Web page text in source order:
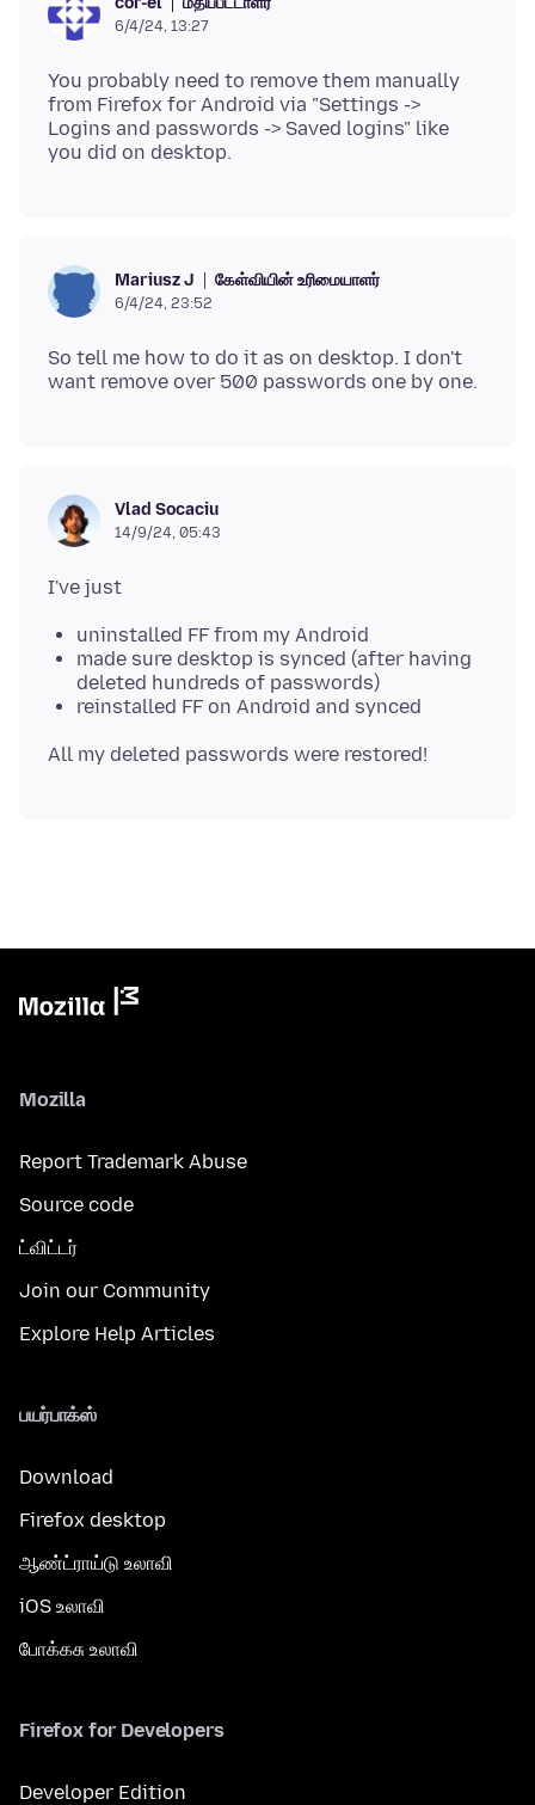
6/4/24, 13:27
You probably need to remove them manually
from Firefox for Android via "Settings ->
Logins and passwords -> Saved logins" like
Mariusz J கேள்வியின் உரிமையாளர்
6/4/24, 23:52
So tell me how to do it as on desktop. I don't
Vlad Socaciu
14/9/24, 05:43
uninstalled FF from my Android
made sure desktop is synced (after having
deleted hundreds of passwords)
reinstalled FF on Android and synced
Mozilla
Report Trademark Abuse
Source code
ட்விட்டர்
Join our Community
Explore Help Articles
பயர்பாக்ஸ்
Download
Firefox desktop
ஆண்ட்ராய்டு உலாவி
iOS உலாவி
போக்கசு உலாவி
Firefox for Developers
Developer Edition